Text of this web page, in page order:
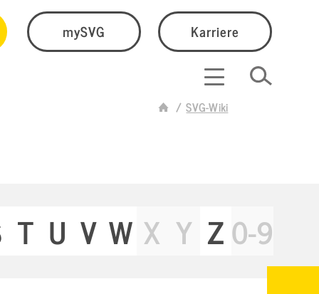
mySVG Karriere
SVG-Wiki
T U V W X Y Z0-9